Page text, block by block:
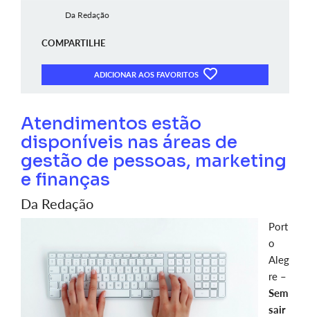
Da Redação
COMPARTILHE
ADICIONAR AOS FAVORITOS
Atendimentos estão
disponíveis nas áreas de
gestão de pessoas, marketing
e finanças
Da Redação
Port
o
Aleg
re –
Sem
sair